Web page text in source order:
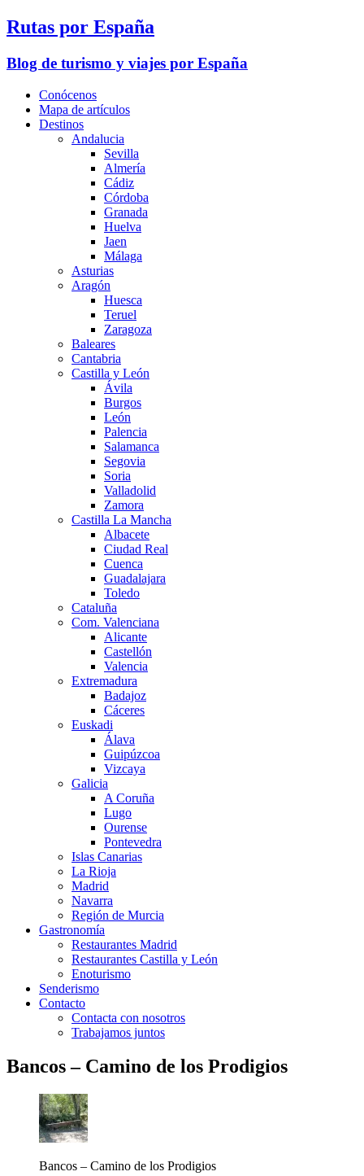
Rutas por España
Blog de turismo y viajes por España
Conócenos
Mapa de artículos
Destinos
Andalucia
Sevilla
Almería
Cádiz
Córdoba
Granada
Huelva
Jaen
Málaga
Asturias
Aragón
Huesca
Teruel
Zaragoza
Baleares
Cantabria
Castilla y León
Ávila
Burgos
León
Palencia
Salamanca
Segovia
Soria
Valladolid
Zamora
Castilla La Mancha
Albacete
Ciudad Real
Cuenca
Guadalajara
Toledo
Cataluña
Com. Valenciana
Alicante
Castellón
Valencia
Extremadura
Badajoz
Cáceres
Euskadi
Álava
Guipúzcoa
Vizcaya
Galicia
A Coruña
Lugo
Ourense
Pontevedra
Islas Canarias
La Rioja
Madrid
Navarra
Región de Murcia
Gastronomía
Restaurantes Madrid
Restaurantes Castilla y León
Enoturismo
Senderismo
Contacto
Contacta con nosotros
Trabajamos juntos
Bancos – Camino de los Prodigios
Bancos – Camino de los Prodigios